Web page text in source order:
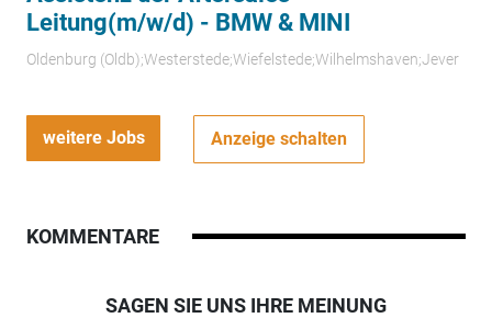
Leitung(m/w/d) - BMW & MINI
Oldenburg (Oldb);Westerstede;Wiefelstede;Wilhelmshaven;Jever
weitere Jobs Anzeige schalten
KOMMENTARE
SAGEN SIE UNS IHRE MEINUNG